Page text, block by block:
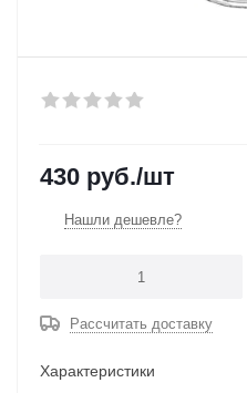
430 руб./шт
Нашли дешевле?
Рассчитать доставку
Характеристики